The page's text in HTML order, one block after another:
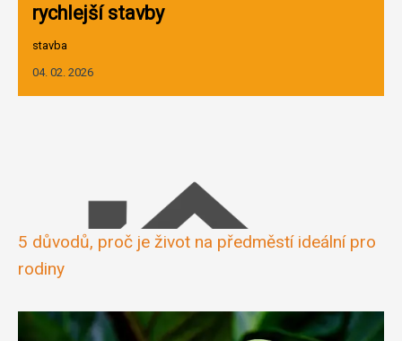
rychlejší stavby
stavba
04. 02. 2026
5 důvodů, proč je život na předměstí ideální pro
rodiny